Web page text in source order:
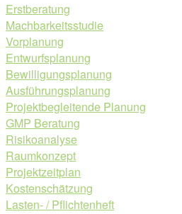
Erstberatung
Machbarkeitsstudie
Vorplanung
Entwurfsplanung
Bewilligungsplanung
Ausführungsplanung
Projektbegleitende Planung
GMP Beratung
Risikoanalyse
Raumkonzept
Projektzeitplan
Kostenschätzung
Lasten- / Pflichtenheft